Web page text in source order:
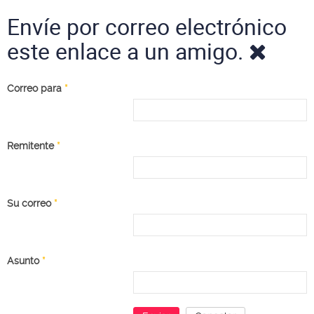
Envíe por correo electrónico
este enlace a un amigo.
Correo para *
Remitente*
Su correo*
Asunto*